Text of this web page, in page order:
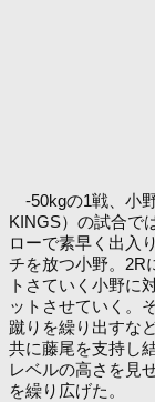
-50kgの1戦、小
KINGS）の試合で
ローで素早く出入
チを放つ小野。2R
トさていく小野に
ットさせていく。
蹴りを繰り出すな
共に藤尾を支持し
レベルの高さを見
を繰り広げた。